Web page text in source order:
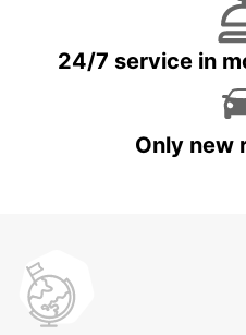
24/7 service in
Only new